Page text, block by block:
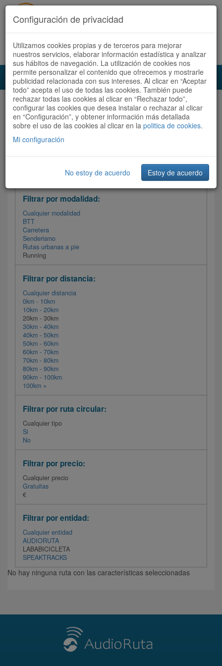
Acceder Registrate ahora Español | Català
Audioruta Todas las rutas
Todas las rutas
Ordenar por: Más recientes /
Filtrar las rutas
Filtrar por modalidad:
Cualquier modalidad
BTT
Carretera
Senderismo
Rutas urbanas a pie
Running
Filtrar por distancia:
Cualquier distancia
0km - 10km
10km - 20km
20km - 30km
30km - 40km
40km - 50km
50km - 60km
60km - 70km
70km - 80km
80km - 90km
90km - 100km
100km +
Filtrar por ruta circular:
Cualquier tipo
Si
No
Filtrar por precio:
Cualquier precio
Gratuitas
€
Filtrar por entidad:
Cualquier entidad
AUDIORUTA
LABABICICLETA
SPEAKTRACKS
No hay ninguna ruta con las características seleccionadas
Configuración de privacidad
Utilizamos cookies propias y de terceros para mejorar
nuestros servicios, elaborar información estadística y analizar
sus hábitos de navegación. La utilización de cookies nos
permite personalizar el contenido que ofrecemos y mostrarle
publicidad relacionada con sus intereses. Al clicar en “Aceptar
todo” acepta el uso de todas las cookies. También puede
rechazar todas las cookies al clicar en “Rechazar todo”,
configurar las cookies que desea instalar o rechazar al clicar
en “Configuración”, y obtener información más detallada
sobre el uso de las cookies al clicar en la politica de cookies.
Mi configuración
No estoy de acuerdo Estoy de acuerdo